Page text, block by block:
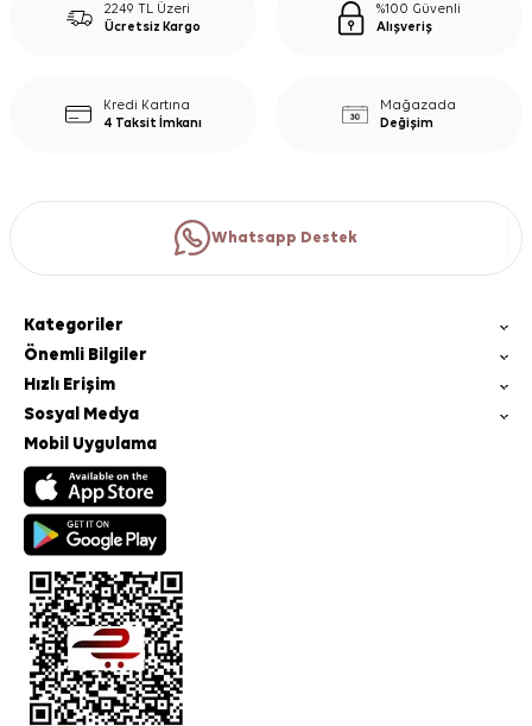
2249 TL Üzeri
Ücretsiz Kargo
%100 Güvenli
Alışveriş
Kredi Kartına
4 Taksit İmkanı
Mağazada
Değişim
Whatsapp Destek
Kategoriler
Önemli Bilgiler
Hızlı Erişim
Sosyal Medya
Mobil Uygulama